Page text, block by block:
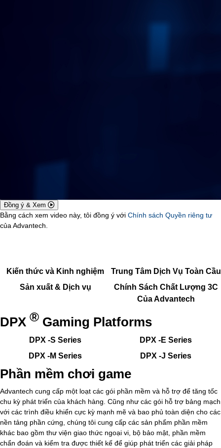
Đồng ý & Xem
Bằng cách xem video này, tôi đồng ý với Chính sách Quyền riêng tư
của Advantech.
Kiến thức và Kinh nghiệm
Trung Tâm Dịch Vụ Toàn Cầu
Sản xuất & Dịch vụ
Chính Sách Chất Lượng 3C
Của Advantech
DPX ® Gaming Platforms
DPX -S Series
DPX -E Series
DPX -M Series
DPX -J Series
Phần mềm chơi game
Advantech cung cấp một loạt các gói phần mềm và hỗ trợ để tăng tốc
chu kỳ phát triển của khách hàng. Cũng như các gói hỗ trợ bảng mạch
với các trình điều khiển cực kỳ mạnh mẽ và bao phủ toàn diện cho các
nền tảng phần cứng, chúng tôi cung cấp các sản phẩm phần mềm
khác bao gồm thư viện giao thức ngoại vi, bộ bảo mật, phần mềm
chẩn đoán và kiểm tra được thiết kế để giúp phát triển các giải pháp